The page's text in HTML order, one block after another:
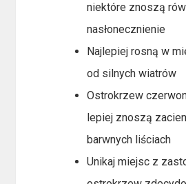
niektóre znoszą
nasłonecznienie
Najlepiej rosną w
od silnych wiatrów
Ostrokrzew
lepiej znoszą
barwnych liściach
Unikaj miejsc z